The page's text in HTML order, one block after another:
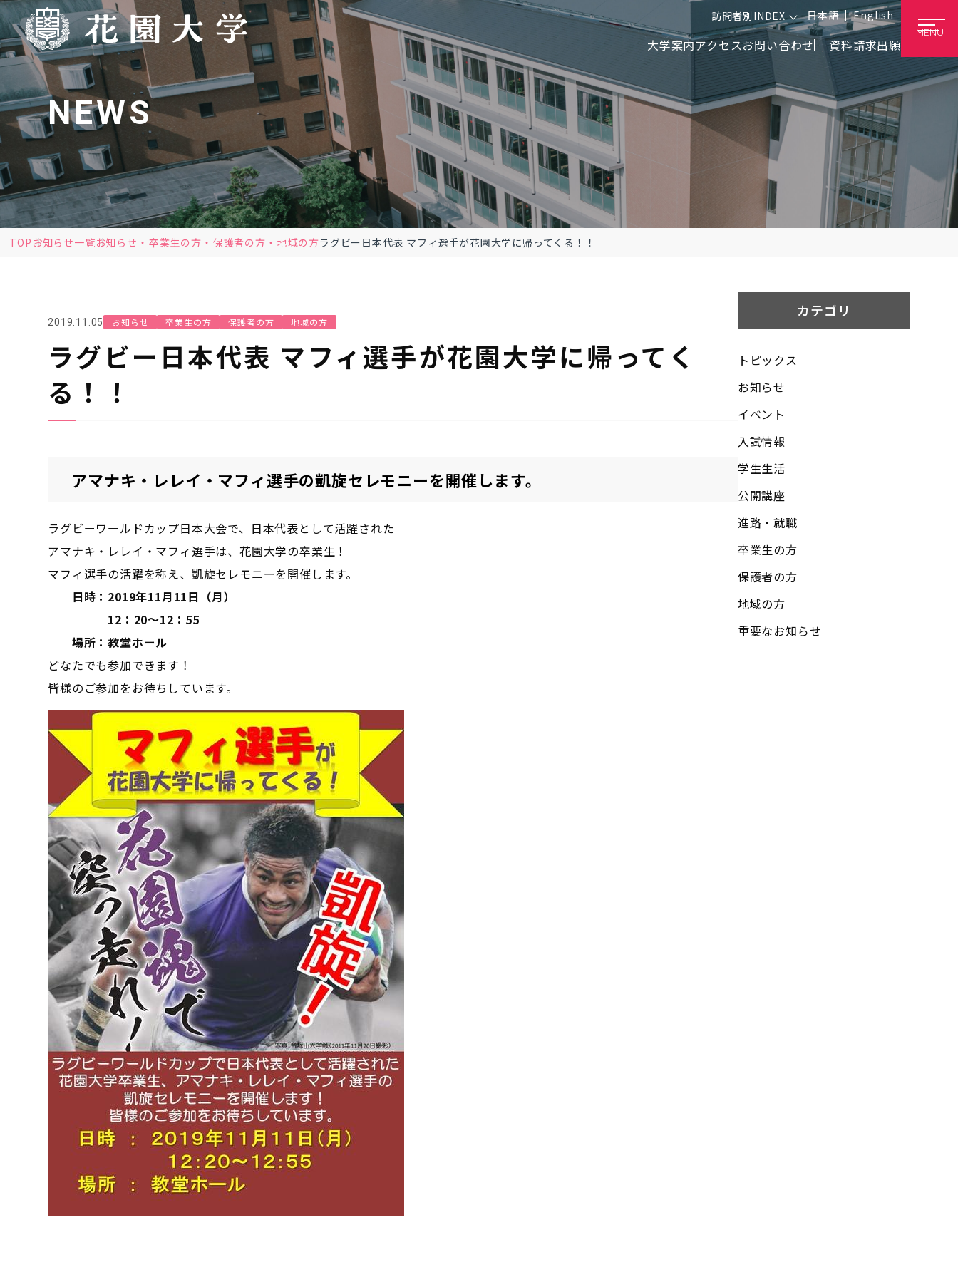
訪問者別INDEX 日本語 English
大学案内アクセスお問い合わせ 資料請求出願
MENU
NEWS
TOP お知らせ一覧お知らせ 卒業生の方 保護者の方 地域の方ラグビー日本代表 マフィ選手が花園大学に帰ってくる！！
2019.11.05 お知らせ 卒業生の方 保護者の方 地域の方
ラグビー日本代表 マフィ選手が花園大学に帰ってく
る！！
アマナキ・レレイ・マフィ選手の凱旋セレモニーを開催します。
ラグビーワールドカップ日本大会で、日本代表として活躍された
アマナキ・レレイ・マフィ選手は、花園大学の卒業生！
マフィ選手の活躍を称え、凱旋セレモニーを開催します。
日時：2019年11月11日（月）
12：20～12：55
場所：教堂ホール
どなたでも参加できます！
皆様のご参加をお待ちしています。
カテゴリ
トピックス
お知らせ
イベント
入試情報
学生生活
公開講座
進路・就職
卒業生の方
保護者の方
地域の方
重要なお知らせ